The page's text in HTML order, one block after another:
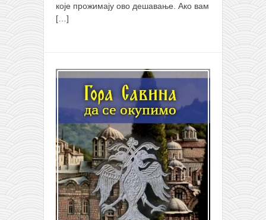
које прожимају ово дешавање. Ако вам
[…]